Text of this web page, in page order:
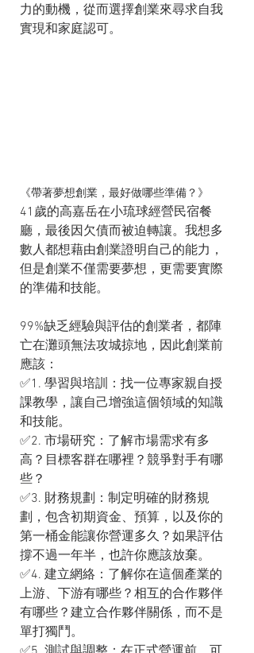
力的動機，從而選擇創業來尋求自我
實現和家庭認可。
《帶著夢想創業，最好做哪些準備？》
41歲的高嘉岳在小琉球經營民宿餐
廳，最後因欠債而被迫轉讓。我想多
數人都想藉由創業證明自己的能力，
但是創業不僅需要夢想，更需要實際
的準備和技能。
99%缺乏經驗與評估的創業者，都陣
亡在灘頭無法攻城掠地，因此創業前
應該：
✅1. 學習與培訓：找一位專家親自授
課教學，讓自己增強這個領域的知識
和技能。
✅2. 市場研究：了解市場需求有多
高？目標客群在哪裡？競爭對手有哪
些？
✅3. 財務規劃：制定明確的財務規
劃，包含初期資金、預算，以及你的
第一桶金能讓你營運多久？如果評估
撐不過一年半，也許你應該放棄。
✅4. 建立網絡：了解你在這個產業的
上游、下游有哪些？相互的合作夥伴
有哪些？建立合作夥伴關係，而不是
單打獨鬥。